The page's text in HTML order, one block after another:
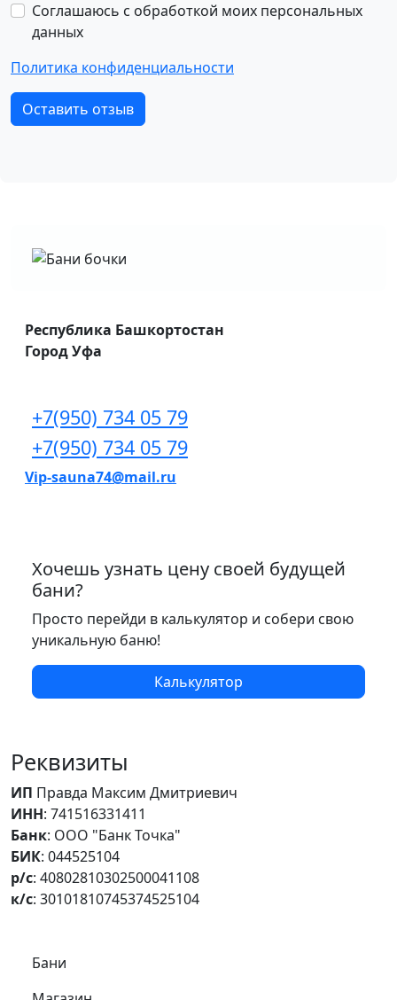
Соглашаюсь с обработкой моих персональных
данных
Политика конфиденциальности
Оставить отзыв
Республика Башкортостан
Город Уфа
+7(950) 734 05 79
+7(950) 734 05 79
Vip-sauna74@mail.ru
Хочешь узнать цену своей будущей
бани?
Просто перейди в калькулятор и собери свою
уникальную баню!
Калькулятор
Реквизиты
ИП Правда Максим Дмитриевич
ИНН: 741516331411
Банк: ООО "Банк Точка"
БИК: 044525104
р/с: 40802810302500041108
к/с: 30101810745374525104
Самое важное
Бани